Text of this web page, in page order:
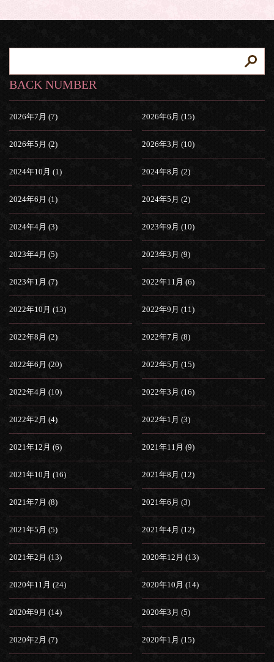
BACK NUMBER
2026年7月 (7) 2026年6月 (15)
2026年5月 (2) 2026年3月 (10)
2024年10月 (1) 2024年8月 (2)
2024年6月 (1) 2024年5月 (2)
2024年4月 (3) 2023年9月 (10)
2023年4月 (5) 2023年3月 (9)
2023年1月 (7) 2022年11月 (6)
2022年10月 (13) 2022年9月 (11)
2022年8月 (2) 2022年7月 (8)
2022年6月 (20) 2022年5月 (15)
2022年4月 (10) 2022年3月 (16)
2022年2月 (4) 2022年1月 (3)
2021年12月 (6) 2021年11月 (9)
2021年10月 (16) 2021年8月 (12)
2021年7月 (8) 2021年6月 (3)
2021年5月 (5) 2021年4月 (12)
2021年2月 (13) 2020年12月 (13)
2020年11月 (24) 2020年10月 (14)
2020年9月 (14) 2020年3月 (5)
2020年2月 (7) 2020年1月 (15)